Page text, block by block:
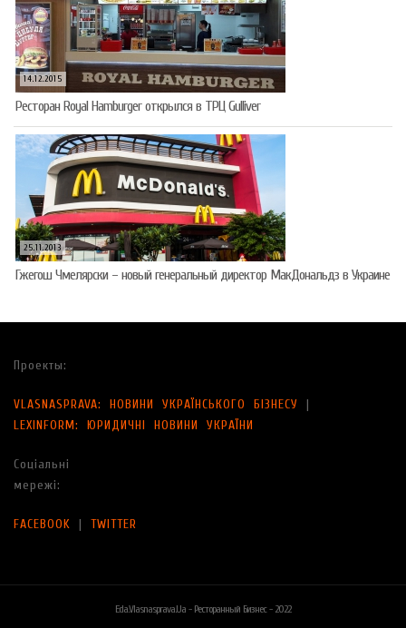
14.12.2015
Ресторан Royal Hamburger открылся в ТРЦ Gulliver
25.11.2013
Гжегош Чмелярски – новый генеральный директор МакДональдз в Украине
Проекты:
VLASNASPRAVA: НОВИНИ УКРАЇНСЬКОГО БІЗНЕСУ |
LEXINFORM: ЮРИДИЧНІ НОВИНИ УКРАЇНИ
Соціальні
мережі:
FACEBOOK | TWITTER
Eda.vlasnasprava.ua - Ресторанный Бизнес - 2022